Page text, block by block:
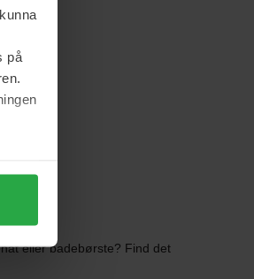
på
kr
eller badebørste? Find det